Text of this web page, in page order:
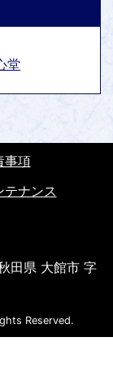
堂
事項
テナンス
田県 大館市 字
Reserved.